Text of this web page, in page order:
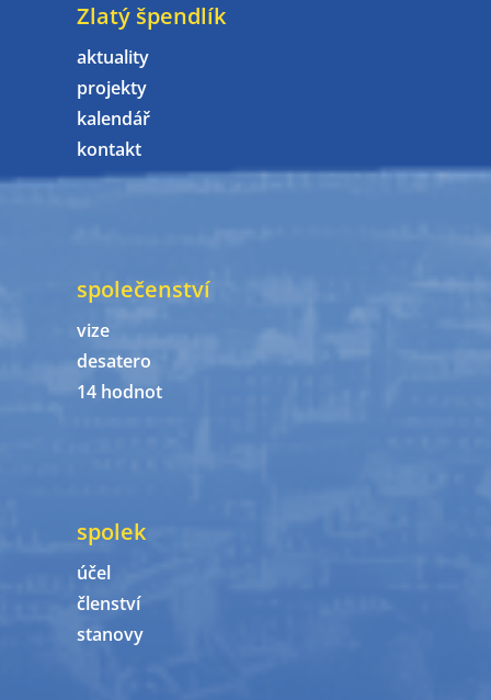
Zlatý špendlík
aktuality
projekty
kalendář
kontakt
společenství
vize
desatero
14 hodnot
spolek
účel
členství
stanovy